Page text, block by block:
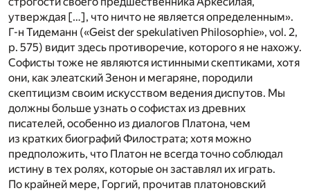
утверждая […], что ничто не является определенным».
Г-н Тидеманн («Geist der spekulativen Philosophie», vol. 2,
p. 575) видит здесь противоречие, которого я не нахожу.
Софисты тоже не являются истинными скептиками, хотя
они, как элеатский Зенон и мегаряне, породили
скептицизм своим искусством ведения диспутов. Мы
должны больше узнать о софистах из древних
писателей, особенно из диалогов Платона, чем
из кратких биографий Филострата; хотя можно
предположить, что Платон не всегда точно соблюдал
истину в тех ролях, которые он заставлял их играть.
По крайней мере, Горгий, прочитав платоновский